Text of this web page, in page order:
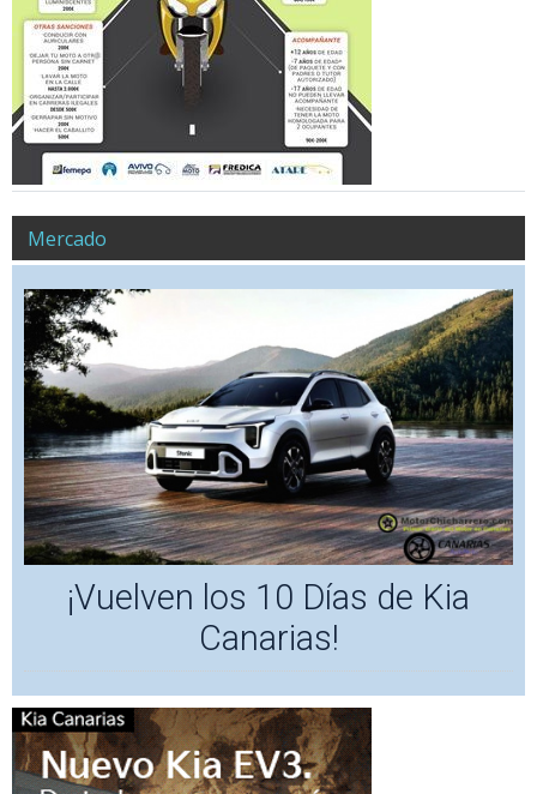
Mercado
¡Vuelven los 10 Días de Kia
Canarias!